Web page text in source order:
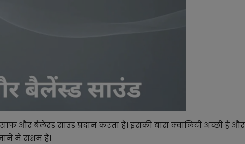
और बैलेंस्ड साउंड प्रदान करता है। इसकी बास क्वालिटी अच्छी है और
में सक्षम है।